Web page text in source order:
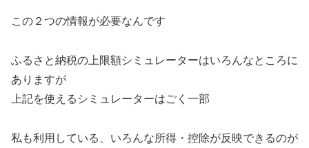
この２つの情報が必要なんです
ふるさと納税の上限額シミュレーターはいろんなところに
ありますが
上記を使えるシミュレーターはごく一部
私も利用している、いろんな所得・控除が反映できるのが